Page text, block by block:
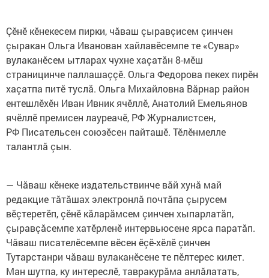
Çӗнӗ кӗнекесем пирки, чăваш çыравçисем çинчен
çыракан Ольга Иванован хайлавӗсемпе те «Сувар»
вулаканӗсем ытларах чухне хаçатăн 8-мӗш
страницинче паллашаççӗ. Ольга Федорова пекех пирӗн
хаçатпа питӗ туслă. Ольга Михайловна Вăрнар район
ентешлӗхӗн Иван Ивник ячӗллӗ, Анатолий Емельянов
ячӗллӗ премисен лауреачӗ, РФ Журналистсен,
РФ Писательсен союзӗсен пайташӗ. Тӗлӗнмелле
талантлă çын.
— Чăваш кӗнеке издательствинче вăй хунă май
редакцие тăтăшах электронлă почтăпа çырусем
вӗçтеретӗп, çӗнӗ кăларăмсем çинчен хыпарлатăп,
çыравçăсемпе хатӗрленӗ интервьюсене ярса паратăп.
Чăваш писателӗсемпе вӗсен ӗçӗ-хӗлӗ çинчен
Тутарстанри чăваш вулаканӗсене те пӗлтерес килет.
Ман шутпа, ку интереслӗ, тавракурăма анлăлатать,